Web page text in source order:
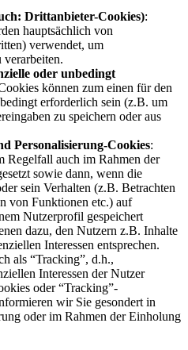
Drittanbieter-Cookies):
hauptsächlich von
verwendet, um
oder unbedingt
können zum einen für den
erforderlich sein (z.B. um
zu speichern oder aus
Personalisierung-Cookies:
Regelfall auch im Rahmen der
sowie dann, wenn die
sein Verhalten (z.B. Betrachten
von Funktionen etc.) auf
Nutzerprofil gespeichert
dazu, den Nutzern z.B. Inhalte
Interessen entsprechen.
als “Tracking”, d.h.,
Interessen der Nutzer
oder “Tracking”-
wir Sie gesondert in
oder im Rahmen der Einholung